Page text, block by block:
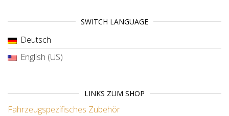
SWITCH LANGUAGE
Deutsch
English (US)
LINKS ZUM SHOP
Fahrzeugspezifisches Zubehör